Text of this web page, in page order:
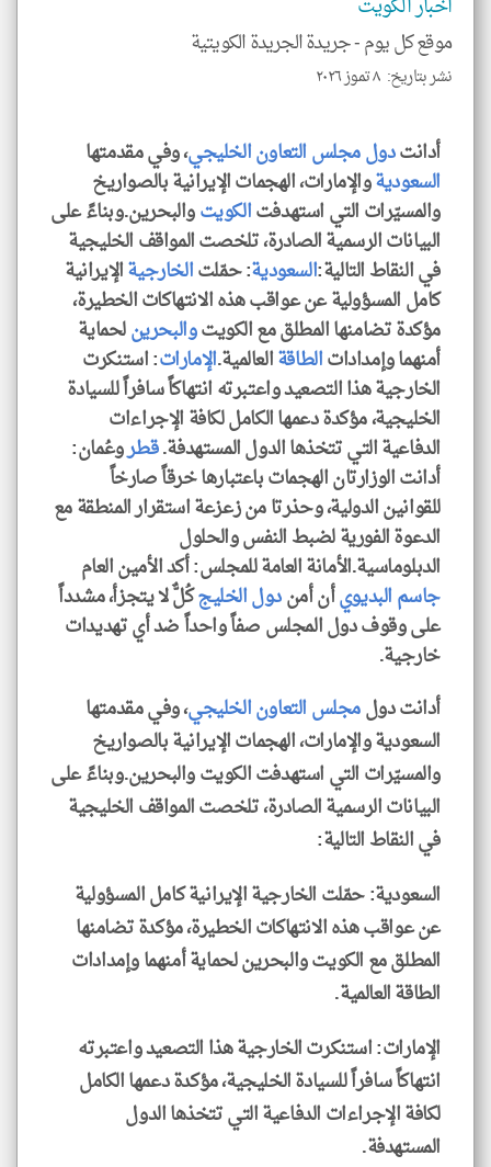
موقع كل يوم -جريدة الجريدة الكويتية
نشر بتاريخ: ٨ تموز ٢٠٢٦
أدانتدول مجلس التعاون الخليجي، وفي مقدمتها
السعوديةوالإمارات، الهجمات الإيرانية بالصواريخ
والمسيّرات التي استهدفتالكويتوالبحرين.وبناءً على
البيانات الرسمية الصادرة، تلخصت المواقف الخليجية
في النقاط التالية:السعودية: حمّلتالخارجيةالإيرانية
كامل المسؤولية عن عواقب هذه الانتهاكات الخطيرة،
مؤكدة تضامنها المطلق مع الكويتوالبحرينلحماية
أمنهما وإمداداتالطاقةالعالمية.الإمارات: استنكرت
الخارجية هذا التصعيد واعتبرته انتهاكاً سافراً للسيادة
الخليجية، مؤكدة دعمها الكامل لكافة الإجراءات
الدفاعية التي تتخذها الدول المستهدفة.قطروعُمان:
أدانت الوزارتان الهجمات باعتبارها خرقاً صارخاً
للقوانين الدولية، وحذرتا من زعزعة استقرار المنطقة مع
الدعوة الفورية لضبط النفس والحلول
الدبلوماسية.الأمانة العامة للمجلس: أكد الأمين العام
جاسم البديويأن أمندول الخليجكُلٌّ لا يتجزأ، مشدداً
على وقوف دول المجلس صفاً واحداً ضد أي تهديدات
خارجية.
أدانت دولمجلس التعاون الخليجي، وفي مقدمتها
السعودية والإمارات، الهجمات الإيرانية بالصواريخ
والمسيّرات التي استهدفت الكويت والبحرين.وبناءً على
البيانات الرسمية الصادرة، تلخصت المواقف الخليجية
في النقاط التالية:
السعودية: حمّلت الخارجية الإيرانية كامل المسؤولية
عن عواقب هذه الانتهاكات الخطيرة، مؤكدة تضامنها
المطلق مع الكويت والبحرين لحماية أمنهما وإمدادات
الطاقة العالمية.
الإمارات: استنكرت الخارجية هذا التصعيد واعتبرته
انتهاكاً سافراً للسيادة الخليجية، مؤكدة دعمها الكامل
لكافة الإجراءات الدفاعية التي تتخذها الدول
المستهدفة.
klyoum.com